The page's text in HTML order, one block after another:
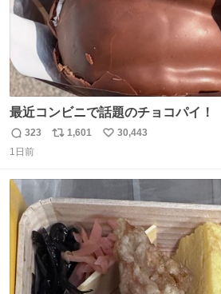
最近コンビニで話題のチョコパイ！
返
信
323
リ
ト
数
1,601
い
30,443
1日前